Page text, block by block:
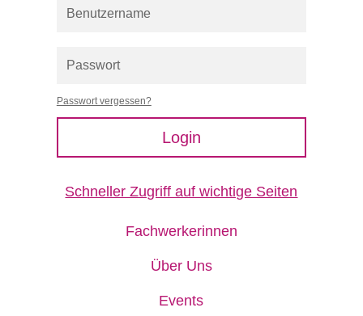
Passwort vergessen?
Login
Schneller Zugriff auf wichtige Seiten
Fachwerkerinnen
Über Uns
Events